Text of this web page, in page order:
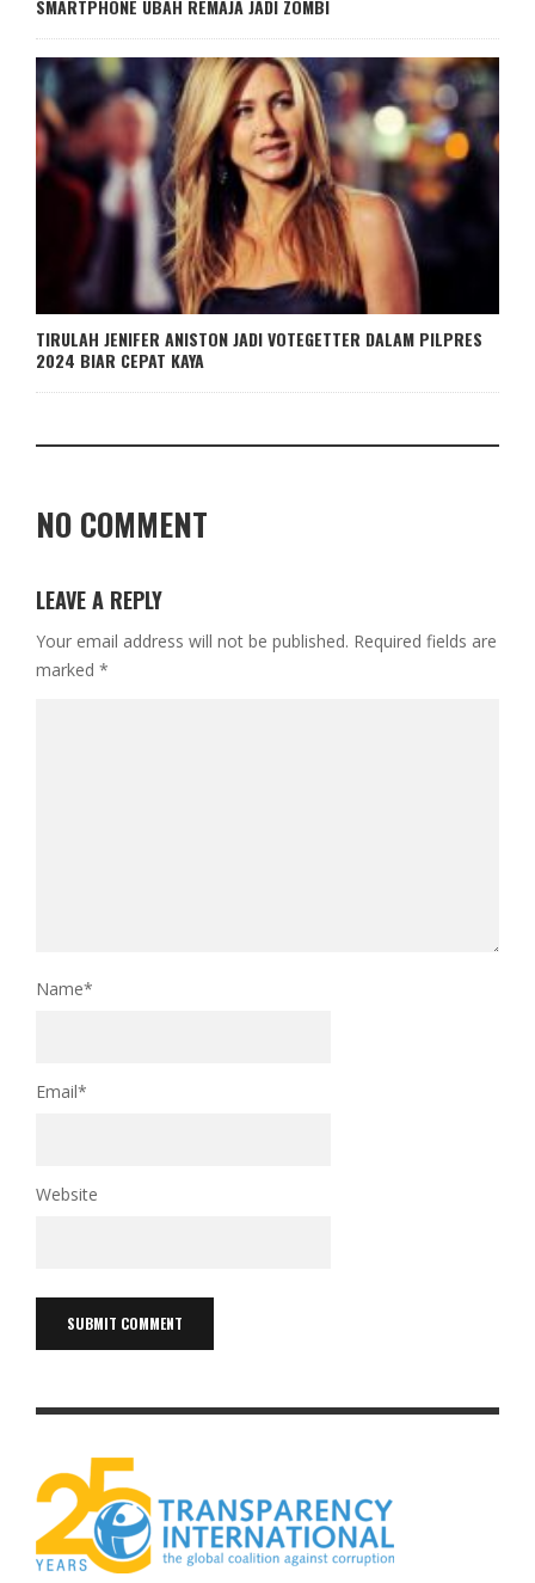
SMARTPHONE UBAH REMAJA JADI ZOMBI
TIRULAH JENIFER ANISTON JADI VOTEGETTER DALAM PILPRES
2024 BIAR CEPAT KAYA
NO COMMENT
LEAVE A REPLY
Your email address will not be published. Required fields are
marked *
Name*
Email*
Website